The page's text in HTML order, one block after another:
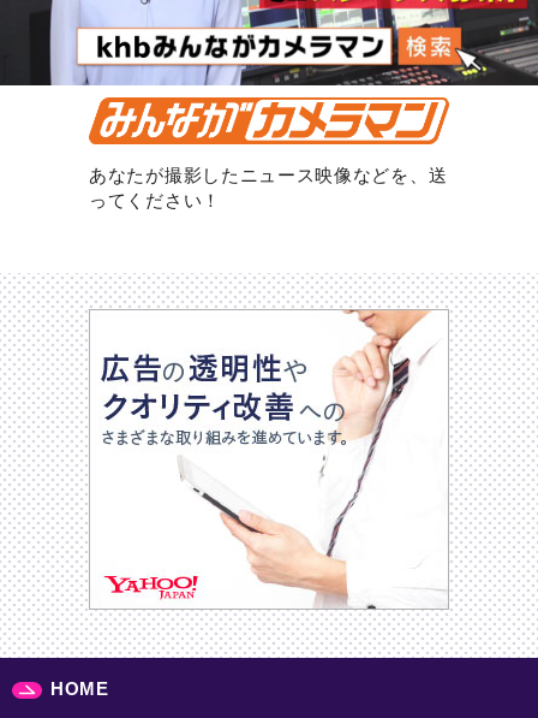
あなたが撮影したニュース映像などを、送
ってください！
HOME